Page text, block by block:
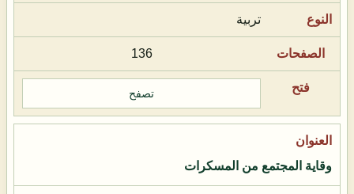
تربية
136
تصفح
وقاية المجتمع من المسكرات